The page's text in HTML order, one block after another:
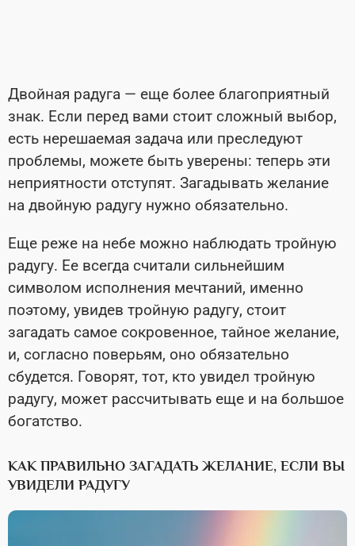
Двойная радуга — еще более благоприятный
знак. Если перед вами стоит сложный выбор,
есть нерешаемая задача или преследуют
проблемы, можете быть уверены: теперь эти
неприятности отступят. Загадывать желание
на двойную радугу нужно обязательно.
Еще реже на небе можно наблюдать тройную
радугу. Ее всегда считали сильнейшим
символом исполнения мечтаний, именно
поэтому, увидев тройную радугу, стоит
загадать самое сокровенное, тайное желание,
и, согласно поверьям, оно обязательно
сбудется. Говорят, тот, кто увидел тройную
радугу, может рассчитывать еще и на большое
богатство.
КАК ПРАВИЛЬНО ЗАГАДАТЬ ЖЕЛАНИЕ, ЕСЛИ ВЫ
УВИДЕЛИ РАДУГУ